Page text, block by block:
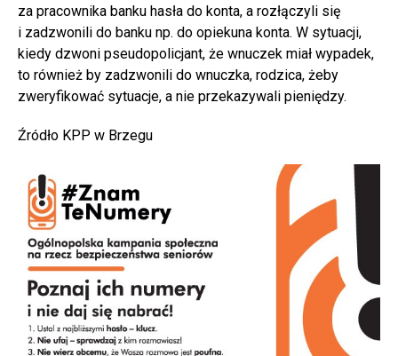
za pracownika banku hasła do konta, a rozłączyli się
i zadzwonili do banku np. do opiekuna konta. W sytuacji,
kiedy dzwoni pseudopolicjant, że wnuczek miał wypadek,
to również by zadzwonili do wnuczka, rodzica, żeby
zweryfikować sytuacje, a nie przekazywali pieniędzy.
Źródło KPP w Brzegu